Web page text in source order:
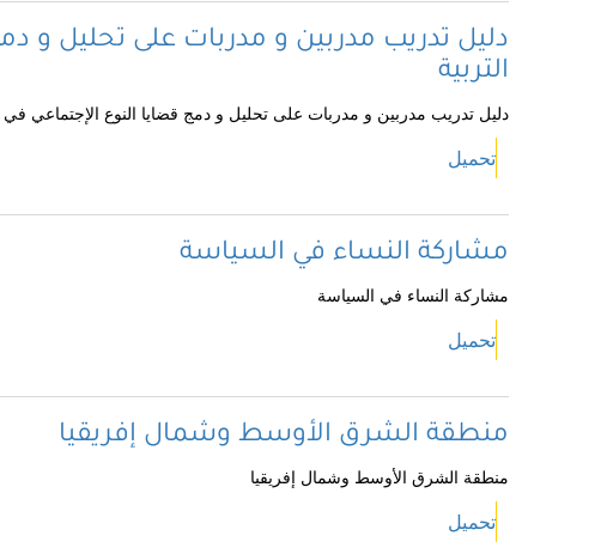
دليل تدريب مدربين و مدربات على تحليل و
التربية
دليل تدريب مدربين و مدربات على تحليل و دمج قضايا النوع الإجتماعي في
تحميل
مشاركة النساء في السياسة
مشاركة النساء في السياسة
تحميل
منطقة الشرق الأوسط وشمال إفريقيا
منطقة الشرق الأوسط وشمال إفريقيا
تحميل